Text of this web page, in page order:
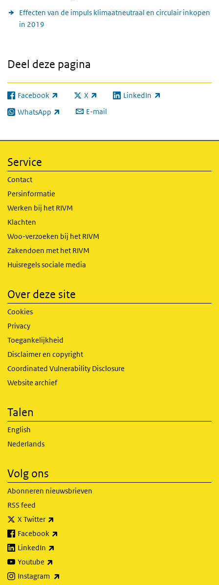
Effecten van de impuls klimaatneutraal en circulair inkopen
in 2019
Deel deze pagina
Facebook
(externe link) X
(externe link) LinkedIn
(externe link)
WhatsApp
(externe link) E-mail
Service
Contact
Persinformatie
Werken bij het RIVM
Klachten
Woo-verzoeken bij het RIVM
Zakendoen met het RIVM
Huisregels sociale media
Over deze site
Cookies
Privacy
Toegankelijkheid
Disclaimer en copyright
Coordinated Vulnerability Disclosure
Website archief
Talen
English
Nederlands
Volg ons
Abonneren nieuwsbrieven
RSS feed
X Twitter
Facebook
LinkedIn
Youtube
Instagram